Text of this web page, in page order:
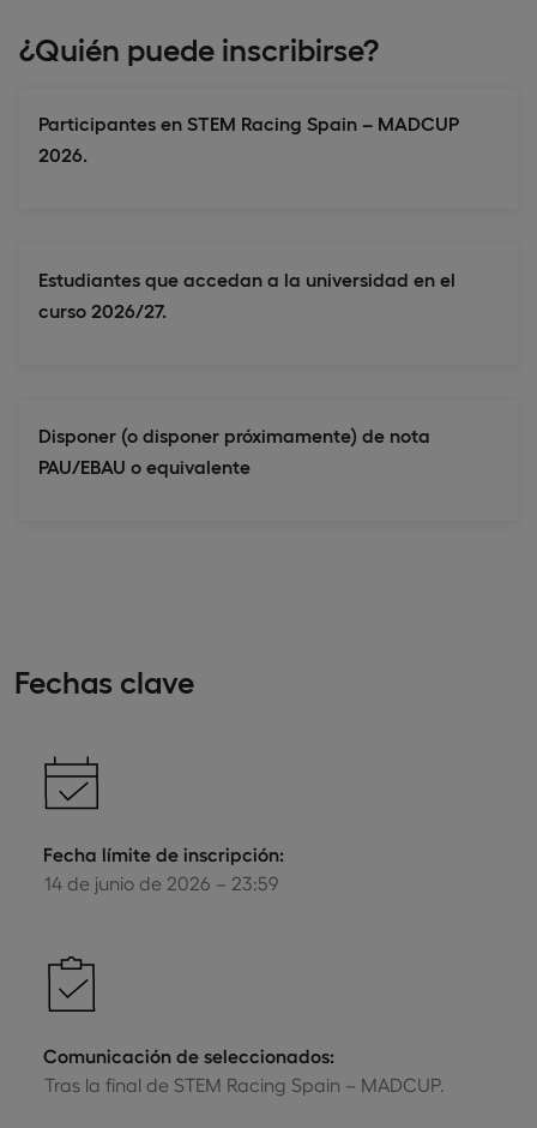
¿Quién puede inscribirse?
Participantes en STEM Racing Spain – MADCUP
2026.
Estudiantes que accedan a la universidad en el
curso 2026/27.
Disponer (o disponer próximamente) de nota
PAU/EBAU o equivalente
Fechas clave
Fecha límite de inscripción:
14 de junio de 2026 – 23:59
Comunicación de seleccionados:
Tras la final de STEM Racing Spain – MADCUP.